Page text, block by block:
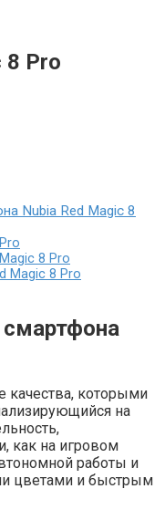
8 Pro
Nubia Red Magic 8
8 Pro
Magic 8 Pro
смартфона
качества, которыми
на
как на игровом
работы и
цветами и быстрым